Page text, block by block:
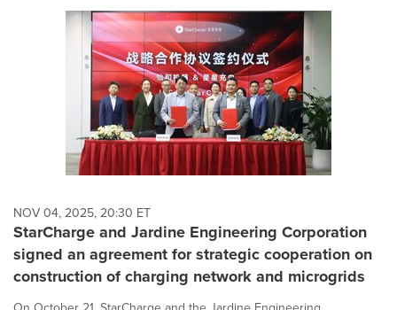
NOV 04, 2025, 20:30 ET
StarCharge and Jardine Engineering Corporation
signed an agreement for strategic cooperation on
construction of charging network and microgrids